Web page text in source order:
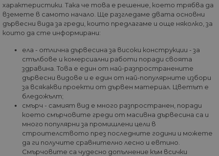
характеристики. Така че това е решение, което трябва да
вземете в самото начало. Ще разгледаме двата основни
дървесни вида за греди, които предлагаме и още няколко, за
които да сте информирани:
ела - отлична дървесина за високи конструкции - за
стълбове и комерсиални работи поради своята
здравина. Това е един от най-разпространените
дървесни видове и е един от най-популярните избори
за всякакви проекти от дървен материал. Цветът е
бледожълт;
смърч - самият вид е много разпространен, поради
което смърчовите греди от масивна дървесина са и
много популярни за промишлени цели в
строителството през последните години и можете
да ги получите сравнително лесно и евтино.
Смърчовите са чудесно допълнение към всички